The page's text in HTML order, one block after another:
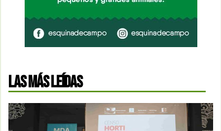
LAS MÁS LEÍDAS